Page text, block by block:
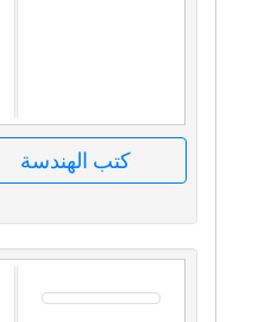
كتب الهندسة